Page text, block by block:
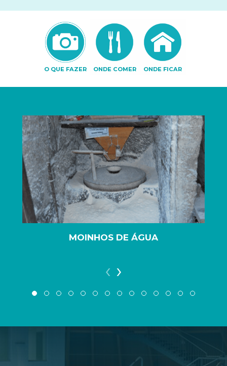
O QUE FAZER ONDE COMER ONDE FICAR
MOINHOS DE ÁGUA
‹ ›